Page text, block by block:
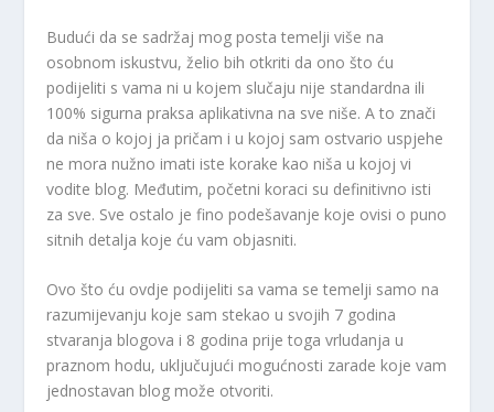
Budući da se sadržaj mog posta temelji više na
osobnom iskustvu, želio bih otkriti da ono što ću
podijeliti s vama ni u kojem slučaju nije standardna ili
100% sigurna praksa aplikativna na sve niše. A to znači
da niša o kojoj ja pričam i u kojoj sam ostvario uspjehe
ne mora nužno imati iste korake kao niša u kojoj vi
vodite blog. Međutim, početni koraci su definitivno isti
za sve. Sve ostalo je fino podešavanje koje ovisi o puno
sitnih detalja koje ću vam objasniti.
Ovo što ću ovdje podijeliti sa vama se temelji samo na
razumijevanju koje sam stekao u svojih 7 godina
stvaranja blogova i 8 godina prije toga vrludanja u
praznom hodu, uključujući mogućnosti zarade koje vam
jednostavan blog može otvoriti.